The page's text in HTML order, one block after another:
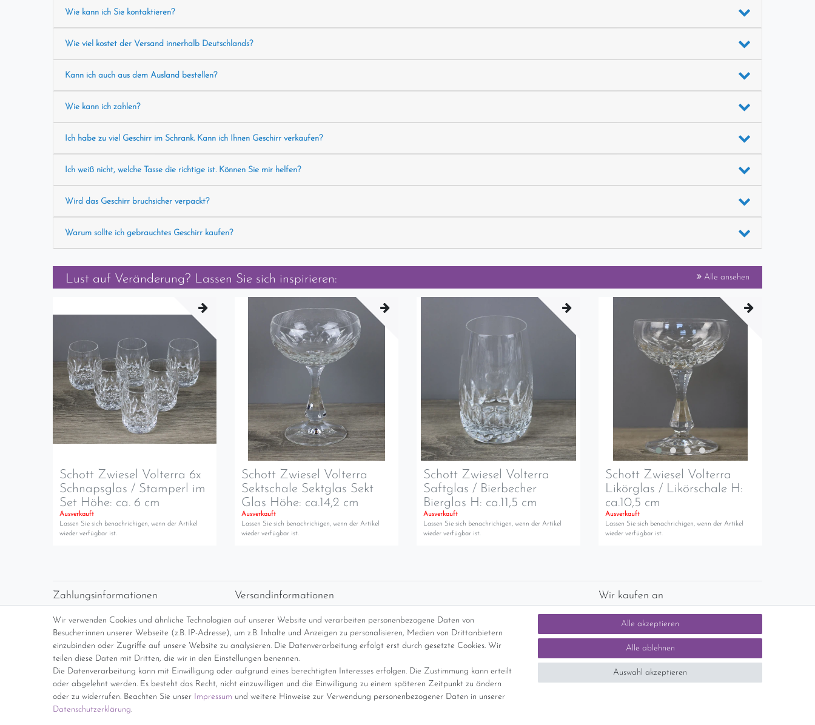
Wie kann ich Sie kontaktieren?
Wie viel kostet der Versand innerhalb Deutschlands?
Kann ich auch aus dem Ausland bestellen?
Wie kann ich zahlen?
Ich habe zu viel Geschirr im Schrank. Kann ich Ihnen Geschirr verkaufen?
Ich weiß nicht, welche Tasse die richtige ist. Können Sie mir helfen?
Wird das Geschirr bruchsicher verpackt?
Warum sollte ich gebrauchtes Geschirr kaufen?
Lust auf Veränderung? Lassen Sie sich inspirieren: Alle ansehen
Schott Zwiesel Volterra 6x
Schnapsglas / Stamperl im
Set Höhe: ca. 6 cm
Ausverkauft
Lassen Sie sich benachrichigen, wenn der Artikel
wieder verfügbar ist.
Schott Zwiesel Volterra
Sektschale Sektglas Sekt
Glas Höhe: ca.14,2 cm
Ausverkauft
Lassen Sie sich benachrichigen, wenn der Artikel
wieder verfügbar ist.
Schott Zwiesel Volterra
Saftglas / Bierbecher
Bierglas H: ca.11,5 cm
Ausverkauft
Lassen Sie sich benachrichigen, wenn der Artikel
wieder verfügbar ist.
Schott Zwiesel Volterra
Likörglas / Likörschale H:
ca.10,5 cm
Ausverkauft
Lassen Sie sich benachrichigen, wenn der Artikel
wieder verfügbar ist.
Wir verwenden Cookies und ähnliche Technologien auf unserer Website und verarbeiten personenbezogene Daten von
Besucher:innen unserer Webseite (z.B. IP-Adresse), um z.B. Inhalte und Anzeigen zu personalisieren, Medien von Drittanbietern
einzubinden oder Zugriffe auf unsere Website zu analysieren. Die Datenverarbeitung erfolgt erst durch gesetzte Cookies. Wir
teilen diese Daten mit Dritten, die wir in den Einstellungen benennen.
Die Datenverarbeitung kann mit Einwilligung oder aufgrund eines berechtigten Interesses erfolgen. Die Zustimmung kann erteilt
oder abgelehnt werden. Es besteht das Recht, nicht einzuwilligen und die Einwilligung zu einem späteren Zeitpunkt zu ändern
oder zu widerrufen. Beachten Sie unser Impressum und weitere Hinweise zur Verwendung personenbezogener Daten in unserer
Daten­schutz­erklärung.
Alle akzeptieren
Alle ablehnen
Auswahl akzeptieren
Zahlungsinformationen
Paypal
Abholung
Versandinformationen
kostenfreie Lieferung ab 150 Euro Warenwert (innerhalb Deutschlands)
Übersicht Internationale Versandkosten
Wir kaufen an
kaufen wir dieses an. Einfach unverbindliches
Angebot anfordern.
*Endpreis inkl. MwSt. (Dieser Artikel unterliegt gem. § 25a UStG der Differenzbesteuerung, ein Ausweis der Mehrwertsteuer auf der Rechnung erfolgt nicht.)